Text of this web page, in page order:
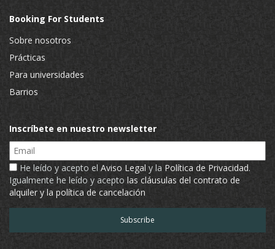
Booking For Students
Sobre nosotros
Prácticas
Para universidades
Barrios
Inscríbete en nuestro newsletter
Email
He leído y acepto el Aviso Legal y la Política de Privacidad.
Igualmente he leído y acepto las cláusulas del contrato de
alquiler y la política de cancelación